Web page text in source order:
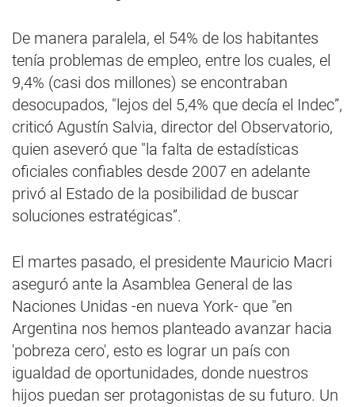
De manera paralela, el 54% de los habitantes
tenía problemas de empleo, entre los cuales, el
9,4% (casi dos millones) se encontraban
desocupados, "lejos del 5,4% que decía el Indec”,
criticó Agustín Salvia, director del Observatorio,
quien aseveró que "la falta de estadísticas
oficiales confiables desde 2007 en adelante
privó al Estado de la posibilidad de buscar
soluciones estratégicas”.
El martes pasado, el presidente Mauricio Macri
aseguró ante la Asamblea General de las
Naciones Unidas -en nueva York- que "en
Argentina nos hemos planteado avanzar hacia
'pobreza cero', esto es lograr un país con
igualdad de oportunidades, donde nuestros
hijos puedan ser protagonistas de su futuro. Un